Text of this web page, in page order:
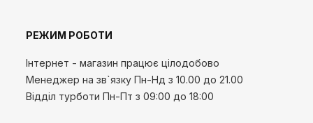
РЕЖИМ РОБОТИ
Інтернет - магазин працює цілодобово
Менеджер на зв`язкуПн-Нд з 10.00 до 21.00
Відділ турботи Пн-Пт з 09:00 до 18:00